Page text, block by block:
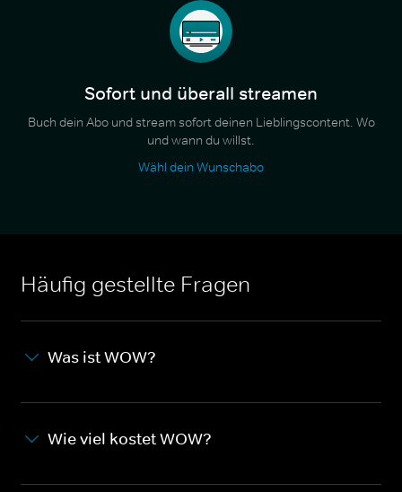
Sofort und überall streamen
Buch dein Abo und stream sofort deinen Lieblingscontent. Wo
und wann du willst.
Wähl dein Wunschabo
Häufig gestellte Fragen
Was ist WOW?
Wie viel kostet WOW?